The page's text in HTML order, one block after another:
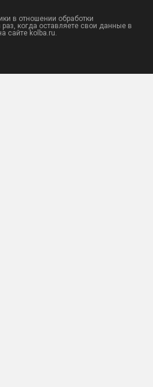
в отношении обработки
когда оставляете свои данные в
сайте kolba.ru.